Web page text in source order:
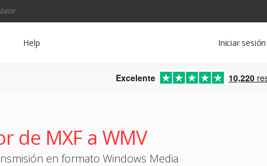
Iniciar sesión
Help
Excelente 10,220
de MXF a WMV
en formato Windows Media